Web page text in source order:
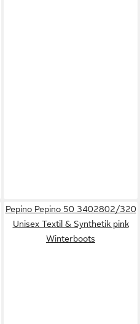
Pepino Pepino 50 3402802/320
Unisex Textil & Synthetik pink
Winterboots